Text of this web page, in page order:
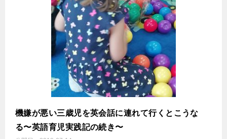
機嫌が悪い三歳児を英会話に連れて行くとこうな
る〜英語育児実践記の続き〜